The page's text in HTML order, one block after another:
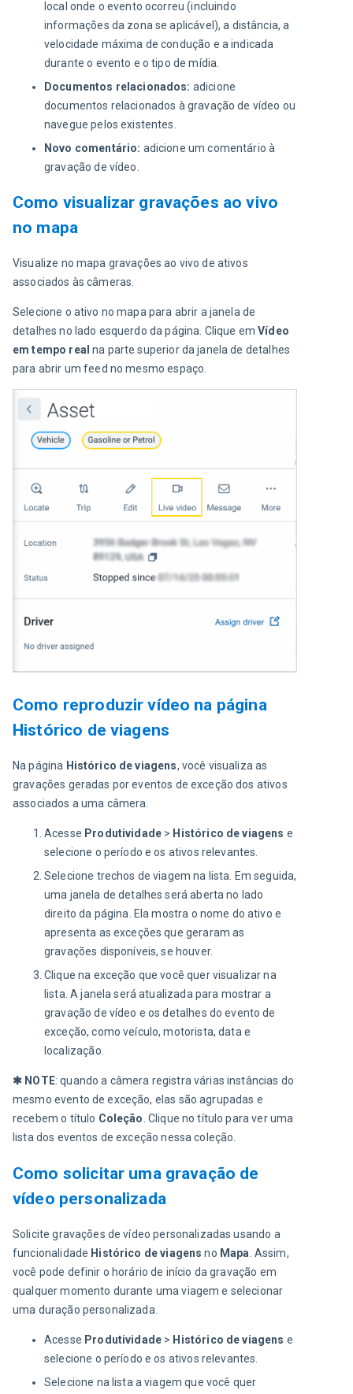
local onde o evento ocorreu (incluindo
informações da zona se aplicável), a distância, a
velocidade máxima de condução e a indicada
durante o evento e o tipo de mídia.
Documentos relacionados: adicione
documentos relacionados à gravação de vídeo ou
navegue pelos existentes.
Novo comentário: adicione um comentário à
gravação de vídeo.
Como visualizar gravações ao vivo
no mapa
Visualize no mapa gravações ao vivo de ativos
associados às câmeras.
Selecione o ativo no mapa para abrir a janela de
detalhes no lado esquerdo da página. Clique em Vídeo
em tempo real na parte superior da janela de detalhes
para abrir um feed no mesmo espaço.
Como reproduzir vídeo na página
Histórico de viagens
Na página Histórico de viagens, você visualiza as
gravações geradas por eventos de exceção dos ativos
associados a uma câmera.
Acesse Produtividade > Histórico de viagens e
selecione o período e os ativos relevantes.
Selecione trechos de viagem na lista. Em seguida,
uma janela de detalhes será aberta no lado
direito da página. Ela mostra o nome do ativo e
apresenta as exceções que geraram as
gravações disponíveis, se houver.
Clique na exceção que você quer visualizar na
lista. A janela será atualizada para mostrar a
gravação de vídeo e os detalhes do evento de
exceção, como veículo, motorista, data e
localização.
✱ NOTE: quando a câmera registra várias instâncias do
mesmo evento de exceção, elas são agrupadas e
recebem o título Coleção. Clique no título para ver uma
lista dos eventos de exceção nessa coleção.
Como solicitar uma gravação de
vídeo personalizada
Solicite gravações de vídeo personalizadas usando a
funcionalidade Histórico de viagens no Mapa . Assim,
você pode definir o horário de início da gravação em
qualquer momento durante uma viagem e selecionar
uma duração personalizada.
Acesse Produtividade > Histórico de viagens e
selecione o período e os ativos relevantes.
Selecione na lista a viagem que você quer